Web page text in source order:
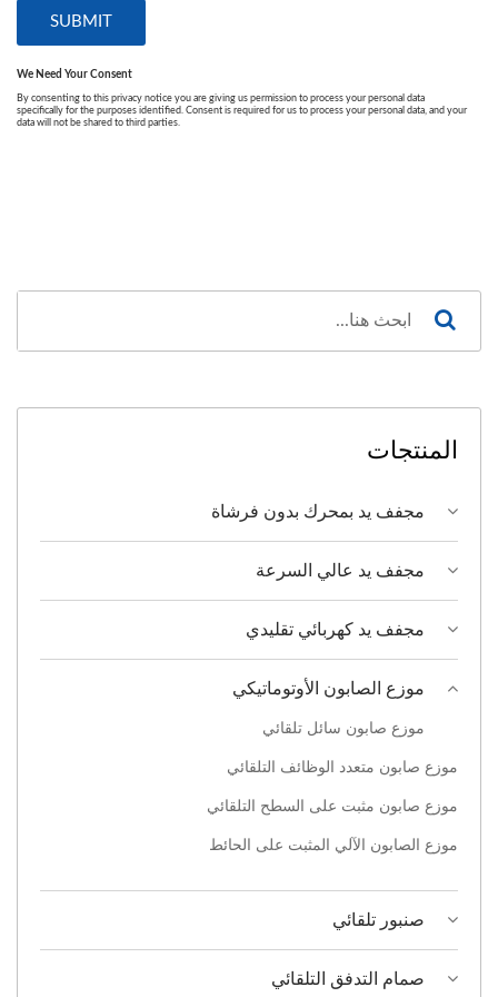
المنتجات
مجفف يد بمحرك بدون فرشاة
مجفف يد عالي السرعة
مجفف يد كهربائي تقليدي
موزع الصابون الأوتوماتيكي
موزع صابون سائل تلقائي
موزع صابون متعدد الوظائف التلقائي
موزع صابون مثبت على السطح التلقائي
موزع الصابون الآلي المثبت على الحائط
صنبور تلقائي
صمام التدفق التلقائي